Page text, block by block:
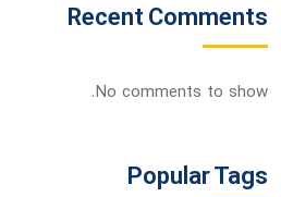
Recent Comments
No comments to show.
Popular Tags